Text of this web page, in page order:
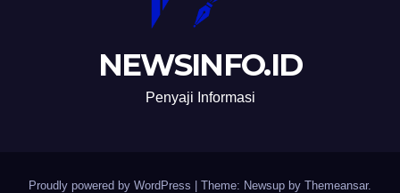
NEWSINFO.ID
Penyaji Informasi
Proudly powered by WordPress | Theme: Newsup by Themeansar.